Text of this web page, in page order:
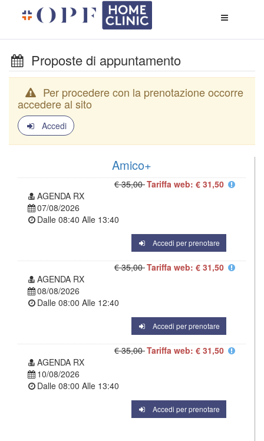
di
Proposte di appuntamento
Per procedere con la prenotazione occorre
accedere al sito
Accedi
Amico+
€ 35,00Tariffa web: € 31,50
AGENDA RX
07/08/2026
Dalle 08:40 Alle 13:40
Accedi per prenotare
€ 35,00Tariffa web: € 31,50
AGENDA RX
08/08/2026
Dalle 08:00 Alle 12:40
Accedi per prenotare
€ 35,00Tariffa web: € 31,50
AGENDA RX
10/08/2026
Dalle 08:00 Alle 13:40
Accedi per prenotare